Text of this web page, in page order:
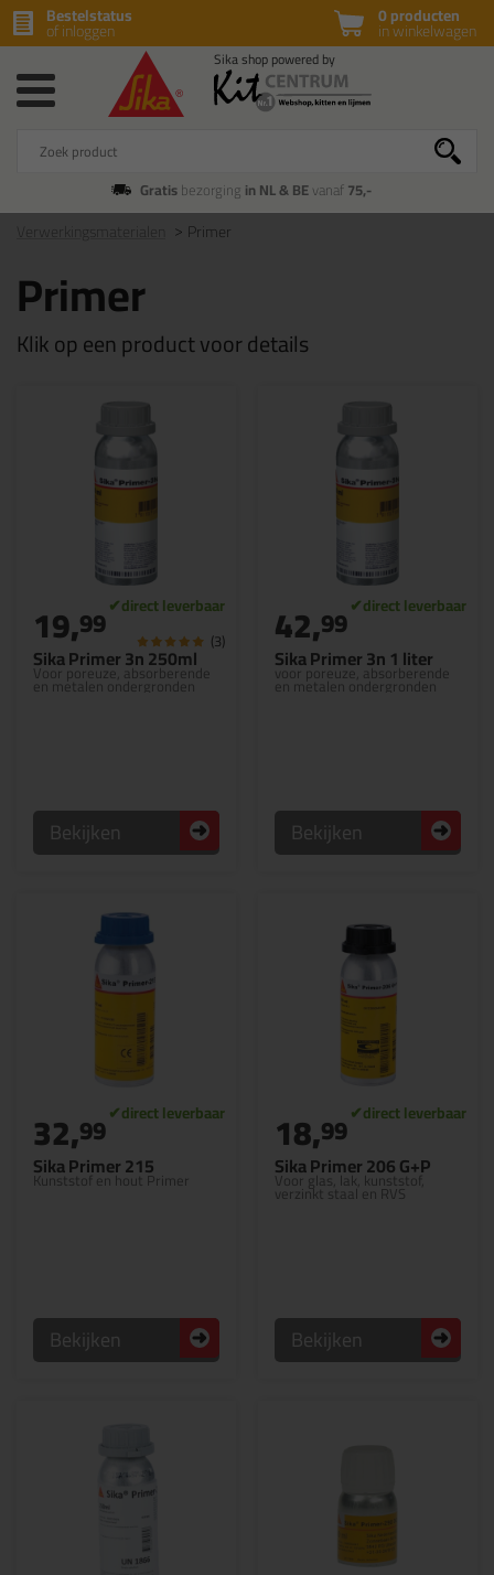
0 producten
in winkelwagen
Bestelstatus
of inloggen
Gratisbezorging in NL & BEvanaf75,-
Verwerkingsmaterialen Primer
Primer
Klik op een product voor details
Sika Primer 3n 250ml
Voor poreuze, absorberende
en metalen ondergronden
19,99 (3)
Bekijken
Sika Primer 3n 1 liter
voor poreuze, absorberende
en metalen ondergronden
42,99
Bekijken
Sika Primer 215
Kunststof en hout Primer
32,99
Bekijken
Sika Primer 206 G+P
Voor glas, lak, kunststof,
verzinkt staal en RVS
18,99
Bekijken